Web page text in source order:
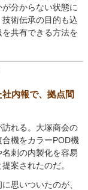
分からない状態に
術伝承の目的も込
共有できる方法を
内報で、拠点間
れる。大塚商会の
機をカラーPOD機
刺の内製化を容易
案されたのだ。
思いついたのが、